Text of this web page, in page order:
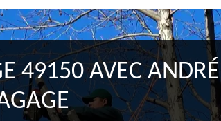
49150 AVEC ANDRÉ